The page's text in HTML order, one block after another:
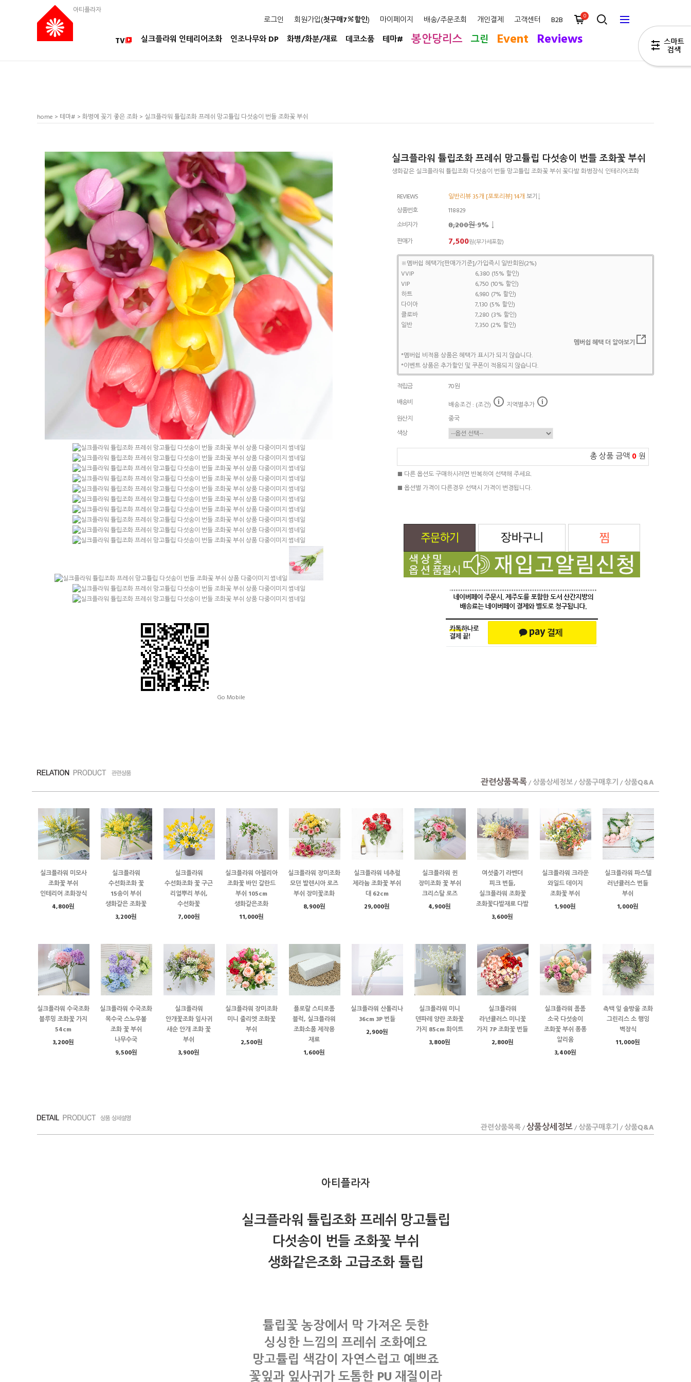
아티플라자
로그인 회원가입(첫구매7 할인) 마이페이지 배송/주문조회 개인결제 고객센터 B2B 0
TV 실크플라워 인테리어조화 인조나무와 DP 화병/화분/재료 데코소품 테마# 봉안당리스 그린 Event Reviews
home > 테마# > 화병에 꽂기 좋은 조화 > 실크플라워 튤립조화 프레쉬 망고튤립 다섯송이 번들 조화꽃 부쉬
Go Mobile
실크플라워 튤립조화 프레쉬 망고튤립 다섯송이 번들 조화꽃 부쉬
생화같은 실크플라워 튤립조화 다섯송이 번들 망고튤립 조화꽃 부쉬 꽃다발 화병장식 인테리어조화
REVIEWS 일반리뷰 35개 [포토리뷰] 14개 보기↓
상품번호
118829
소비자가
8,200원9% ↓
판매가 7,500원(부가세포함)
※멤버쉽 혜택가[판매가기준]/가입즉시 일반회원(2%)
VVIP
6,380 (15% 할인)
VIP
6,750 (10% 할인)
하트
6,980 (7% 할인)
다이아
7,130 (5% 할인)
클로바
7,280 (3% 할인)
일반
7,350 (2% 할인)
멤버쉽 혜택 더 알아보기
*멤버쉽 비적용 상품은 혜택가 표시가 되지 않습니다.
*이벤트 상품은 추가할인 및 쿠폰이 적용되지 않습니다.
적립금
70원
배송비
배송조건 : (조건)
지역별추가
원산지
중국
색상
총 상품 금액 0원
■ 다른 옵션도 구매하시려면 반복하여 선택해 주세요.
■ 옵션별 가격이 다른경우 선택시 가격이 변경됩니다.
관련상품목록/ 상품상세정보/ 상품구매후기 / 상품Q&A
실크플라워 미모사
조화꽃 부쉬
인테리어 조화장식
4,800원
실크플라워
수선화조화 꽃
15송이 부쉬
생화같은 조화꽃
3,200원
실크플라워
수선화조화 꽃 구근
리얼뿌리 부쉬,
수선화꽃
7,000원
실크플라워 아젤리아
조화꽃 바인 갈란드
부쉬 105cm
생화같은조화
11,000원
실크플라워 장미조화
모던 발렌시아 로즈
부쉬 장미꽃조화
8,900원
실크플라워 네추럴
제라늄 조화꽃 부쉬
대 62cm
29,000원
실크플라워 퀸
장미조화 꽃 부쉬
크리스탈 로즈
4,900원
여섯줄기 라벤더
피크 번들,
실크플라워 조화꽃
조화꽃다발재료 다발
3,600원
실크플라워 크라운
와일드 데이지
조화꽃 부쉬
1,900원
실크플라워 파스텔
러넌큘러스 번들
부쉬
1,000원
실크플라워 수국조화
블루밍 조화꽃 가지
54cm
3,200원
실크플라워 수국조화
목수국 스노우볼
조화 꽃 부쉬
나무수국
9,500원
실크플라워
안개꽃조화 잎사귀
새순 안개 조화 꽃
부쉬
3,900원
실크플라워 장미조화
미니 줄리엣 조화꽃
부쉬
2,500원
플로랄 스티로폼
블럭, 실크플라워
조화소품 제작용
재료
1,600원
실크플라워 산톨리나
36cm 3P 번들
2,900원
실크플라워 미니
덴파레 양란 조화꽃
가지 85cm 화이트
3,800원
실크플라워
라넌큘러스 미니꽃
가지 7P 조화꽃 번들
2,800원
실크플라워 폼폼
소국 다섯송이
조화꽃 부쉬 퐁퐁
알리움
3,400원
측백 잎 솔방울 조화
그린리스 소 행잉
벽장식
11,000원
관련상품목록/상품상세정보/ 상품구매후기 / 상품Q&A
아티플라자
실크플라워 튤립조화 프레쉬 망고튤립
다섯송이 번들 조화꽃 부쉬
생화같은조화 고급조화 튤립
튤립꽃 농장에서 막 가져온 듯한
싱싱한 느낌의 프레쉬 조화예요
망고튤립 색감이 자연스럽고 예쁘죠
꽃잎과 잎사귀가 도톰한 PU 재질이라